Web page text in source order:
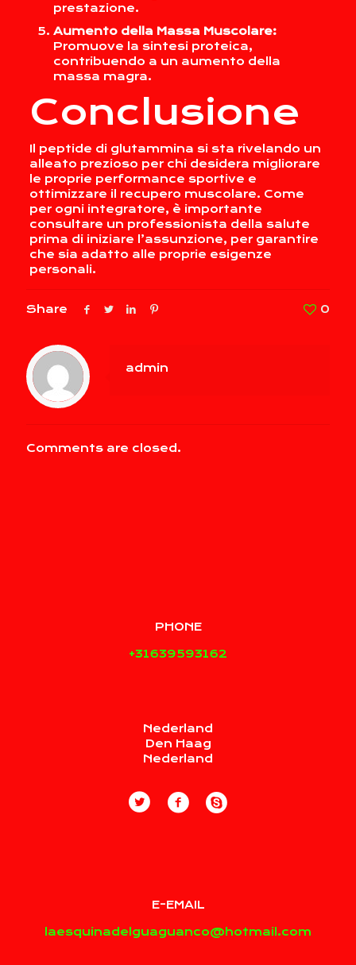
prestazione.
Aumento della Massa Muscolare:
Promuove la sintesi proteica,
contribuendo a un aumento della
massa magra.
Conclusione
Il peptide di glutammina si sta rivelando un
alleato prezioso per chi desidera migliorare
le proprie performance sportive e
ottimizzare il recupero muscolare. Come
per ogni integratore, è importante
consultare un professionista della salute
prima di iniziare l’assunzione, per garantire
che sia adatto alle proprie esigenze
personali.
Share 0
admin
Comments are closed.
PHONE
+31639593162
Nederland
Den Haag
Nederland
E-EMAIL
laesquinadelguaguanco@hotmail.com